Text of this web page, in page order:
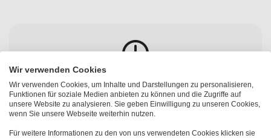
Versand aus Winterthur
Wir verwenden Cookies
Wir verwenden Cookies, um Inhalte und Darstellungen zu personalisieren,
Funktionen für soziale Medien anbieten zu können und die Zugriffe auf
unsere Website zu analysieren. Sie geben Einwilligung zu unseren Cookies,
wenn Sie unsere Webseite weiterhin nutzen.
Für weitere Informationen zu den von uns verwendeten Cookies klicken sie